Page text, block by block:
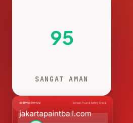
95
SANGAT AMAN